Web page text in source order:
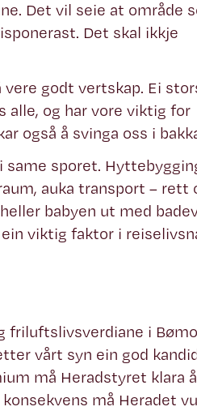
Det vil seie at område
Det skal ikkje
vere godt vertskap. Ei
alle, og har vore viktig for
også å svinga oss i
same sporet.
auka transport – rett
babyen ut med
viktig faktor i
friluftslivsverdiane i
vårt syn ein god
må Heradstyret klara
må Heradet